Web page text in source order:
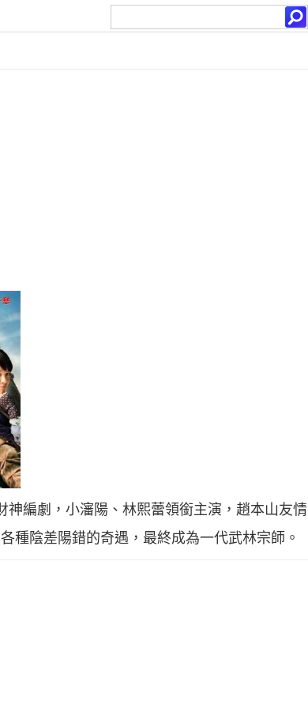
神編劇，小瀋陽、林熙蕾領銜主演，趙本山友情
種陰差陽錯的奇遇，最終成為一代武林宗師。